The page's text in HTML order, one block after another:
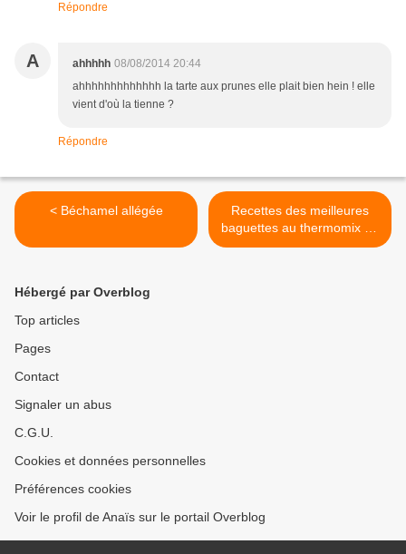
Répondre
A ahhhhh 08/08/2014 20:44
ahhhhhhhhhhhhh la tarte aux prunes elle plait bien hein ! elle
vient d'où la tienne ?
Répondre
< Béchamel allégée
Recettes des meilleures
baguettes au thermomix ou
sans. >
Hébergé par Overblog
Top articles
Pages
Contact
Signaler un abus
C.G.U.
Cookies et données personnelles
Préférences cookies
Voir le profil de Anaïs sur le portail Overblog